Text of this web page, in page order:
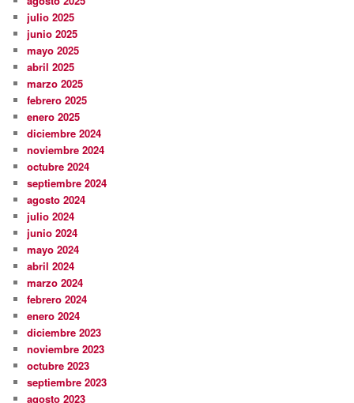
julio 2025
junio 2025
mayo 2025
abril 2025
marzo 2025
febrero 2025
enero 2025
diciembre 2024
noviembre 2024
octubre 2024
septiembre 2024
agosto 2024
julio 2024
junio 2024
mayo 2024
abril 2024
marzo 2024
febrero 2024
enero 2024
diciembre 2023
noviembre 2023
octubre 2023
septiembre 2023
agosto 2023